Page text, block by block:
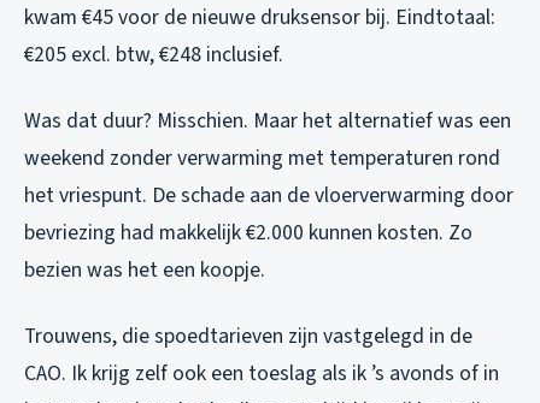
kwam €45 voor de nieuwe druksensor bij. Eindtotaal:
€205 excl. btw, €248 inclusief.
Was dat duur? Misschien. Maar het alternatief was een
weekend zonder verwarming met temperaturen rond
het vriespunt. De schade aan de vloerverwarming door
bevriezing had makkelijk €2.000 kunnen kosten. Zo
bezien was het een koopje.
Trouwens, die spoedtarieven zijn vastgelegd in de
CAO. Ik krijg zelf ook een toeslag als ik ’s avonds of in